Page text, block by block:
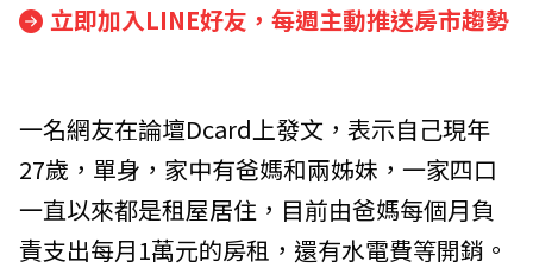
立即加入LINE好友，每週主動推送房市趨勢
一名網友在論壇Dcard上發文，表示自己現年
27歲，單身，家中有爸媽和兩姊妹，一家四口
一直以來都是租屋居住，目前由爸媽每個月負
責支出每月1萬元的房租，還有水電費等開銷。